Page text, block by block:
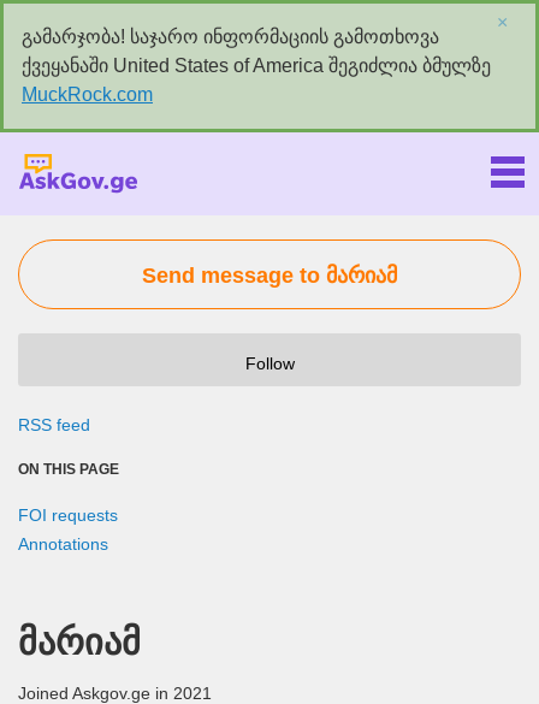
გამარჯობა! საჯარო ინფორმაციის გამოთხოვა
ქვეყანაში United States of America შეგიძლია ბმულზე
MuckRock.com
×
Send message to მარიამ
Follow
RSS feed
ON THIS PAGE
FOI requests
Annotations
მარიამ
Joined Askgov.ge in 2021